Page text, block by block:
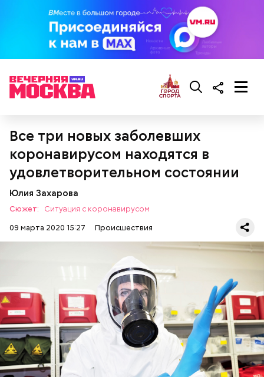
Все три новых заболевших
коронавирусом находятся в
удовлетворительном состоянии
Юлия Захарова
Сюжет:
Ситуация с коронавирусом
09 марта 2020 15:27
Происшествия